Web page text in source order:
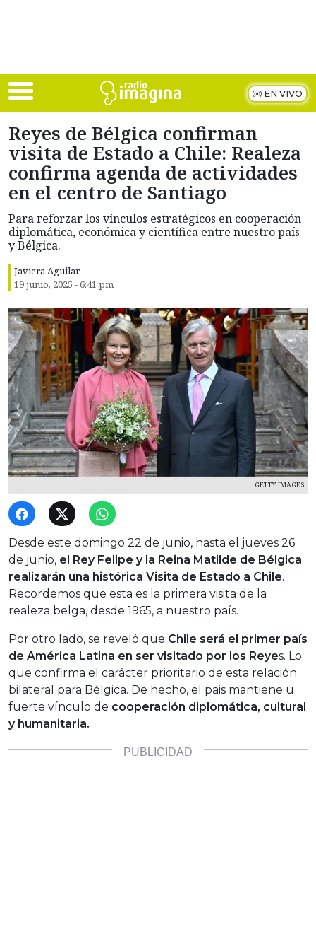
EN VIVO
Reyes de Bélgica confirman
visita de Estado a Chile: Realeza
confirma agenda de actividades
en el centro de Santiago
Para reforzar los vínculos estratégicos en cooperación
diplomática, económica y científica entre nuestro país
y Bélgica.
Javiera Aguilar
19 junio, 2025 - 6:41 pm
GETTY IMAGES
Desde este domingo 22 de junio, hasta el jueves 26
de junio, el Rey Felipe y la Reina Matilde de Bélgica
realizarán una histórica Visita de Estado a Chile.
Recordemos que esta es la primera visita de la
realeza belga, desde 1965, a nuestro país.
Por otro lado, se reveló que Chile será el primer país
de América Latina en ser visitado por los Reyes. Lo
que confirma el carácter prioritario de esta relación
bilateral para Bélgica. De hecho, el pais mantiene u
fuerte vínculo de cooperación diplomática, cultural
y humanitaria.